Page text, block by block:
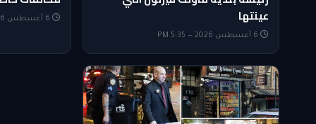
عينتها